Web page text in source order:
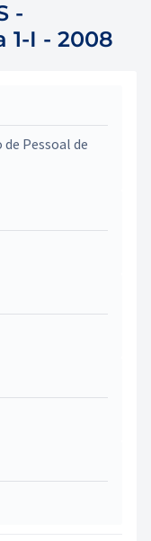
-
1-I - 2008
Pessoal de